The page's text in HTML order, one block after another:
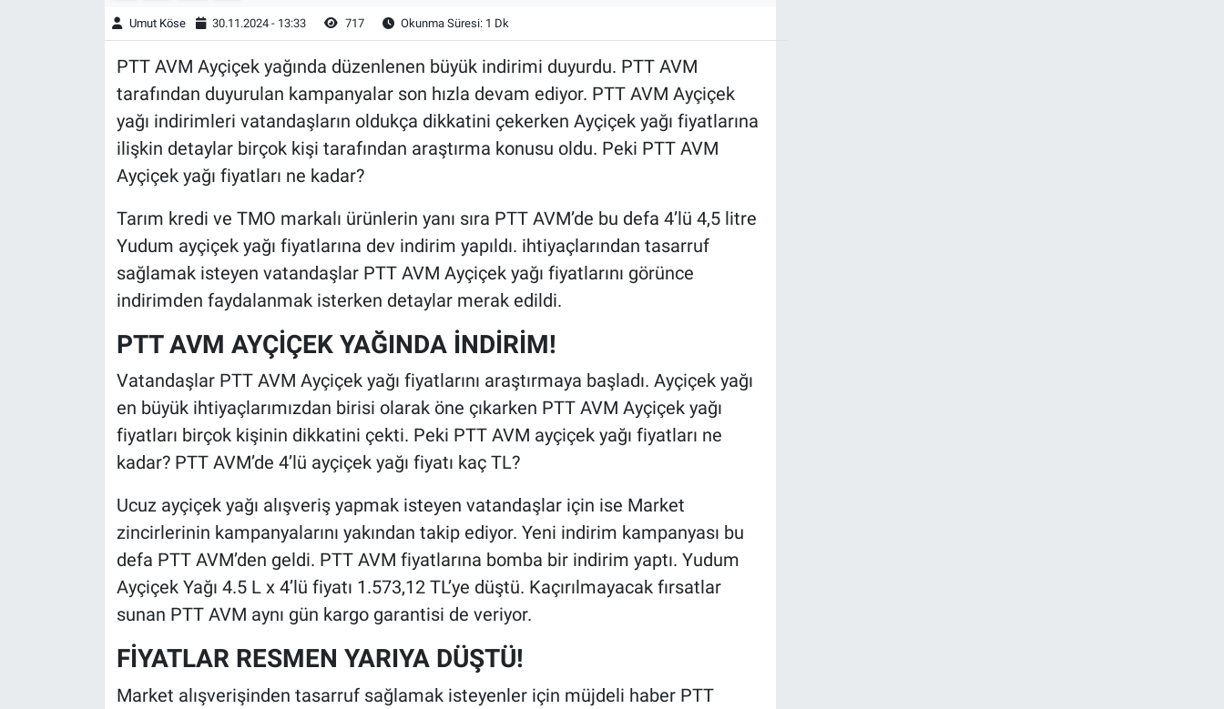
Umut Köse 30.11.2024 - 13:33 717 Okunma Süresi: 1 Dk
PTT AVM Ayçiçek yağında düzenlenen büyük indirimi duyurdu. PTT AVM
tarafından duyurulan kampanyalar son hızla devam ediyor. PTT AVM Ayçiçek
yağı indirimleri vatandaşların oldukça dikkatini çekerken Ayçiçek yağı fiyatlarına
ilişkin detaylar birçok kişi tarafından araştırma konusu oldu. Peki PTT AVM
Ayçiçek yağı fiyatları ne kadar?
Tarım kredi ve TMO markalı ürünlerin yanı sıra PTT AVM’de bu defa 4’lü 4,5 litre
Yudum ayçiçek yağı fiyatlarına dev indirim yapıldı. ihtiyaçlarından tasarruf
sağlamak isteyen vatandaşlar PTT AVM Ayçiçek yağı fiyatlarını görünce
indirimden faydalanmak isterken detaylar merak edildi.
PTT AVM AYÇİÇEK YAĞINDA İNDİRİM!
Vatandaşlar PTT AVM Ayçiçek yağı fiyatlarını araştırmaya başladı. Ayçiçek yağı
en büyük ihtiyaçlarımızdan birisi olarak öne çıkarken PTT AVM Ayçiçek yağı
fiyatları birçok kişinin dikkatini çekti. Peki PTT AVM ayçiçek yağı fiyatları ne
kadar? PTT AVM’de 4’lü ayçiçek yağı fiyatı kaç TL?
Ucuz ayçiçek yağı alışveriş yapmak isteyen vatandaşlar için ise Market
zincirlerinin kampanyalarını yakından takip ediyor. Yeni indirim kampanyası bu
defa PTT AVM’den geldi. PTT AVM fiyatlarına bomba bir indirim yaptı. Yudum
Ayçiçek Yağı 4.5 L x 4’lü fiyatı 1.573,12 TL’ye düştü. Kaçırılmayacak fırsatlar
sunan PTT AVM aynı gün kargo garantisi de veriyor.
FİYATLAR RESMEN YARIYA DÜŞTÜ!
Market alışverişinden tasarruf sağlamak isteyenler için müjdeli haber PTT